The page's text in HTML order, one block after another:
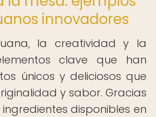
innovadores
la creatividad y la
clave que han
únicos y deliciosos que
y sabor. Gracias
disponibles en